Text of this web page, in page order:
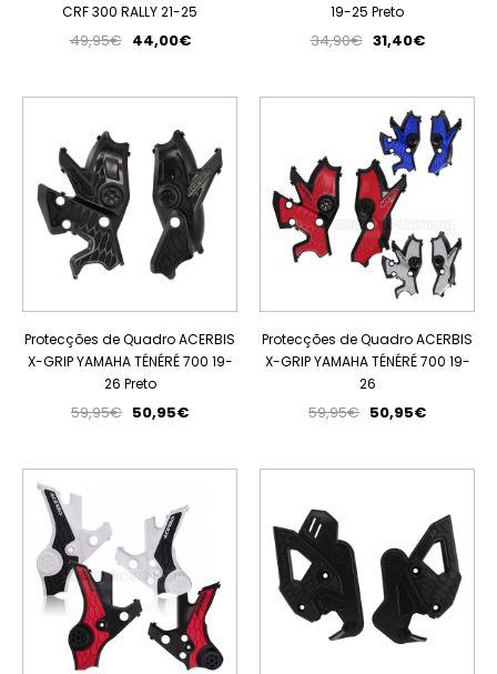
CRF 300 RALLY 21-25
49,95€ 44,00€
19-25 Preto
34,90€ 31,40€
Protecções de Quadro ACERBIS
X-GRIP YAMAHA TÉNÉRÉ 700 19-
26 Preto
59,95€ 50,95€
PROMOÇÃO
Protecções de Quadro ACERBIS
X-GRIP YAMAHA TÉNÉRÉ 700 19-
26
59,95€ 50,95€
ESGOTADO